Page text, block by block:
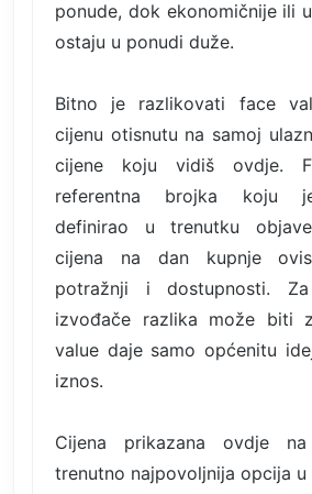
ponude, dok ekonomičnije ili
ostaju u ponudi duže.
Bitno je razlikovati face
cijenu otisnutu na samoj
cijene koju vidiš ovdje.
referentna brojka koju
definirao u trenutku
cijena na dan kupnje
potražnji i dostupnosti.
izvođače razlika može biti
value daje samo općenitu
iznos.
Cijena prikazana ovdje
trenutno najpovoljnija opcija